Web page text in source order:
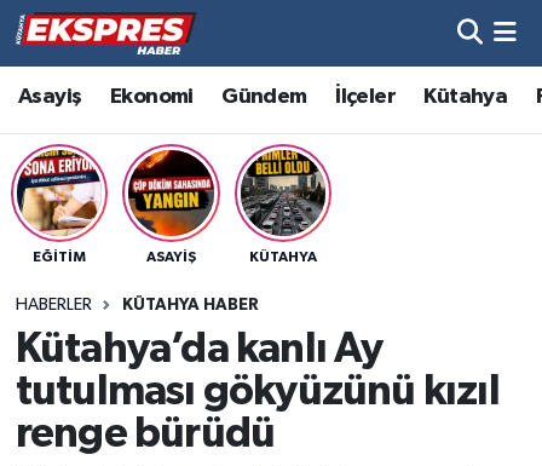
Asayiş Ekonomi Gündem İlçeler Kütahya
EĞITIM ASAYIŞ KÜTAHYA
HABERLER KÜTAHYA HABER
Kütahya’da kanlı Ay
tutulması gökyüzünü kızıl
renge bürüdü
Altıntaş
Asayiş
Aslanapa
Bölge
Çavdarhisar
Hava Durumu
Trafik Durumu
Süper Lig Puan Durumu ve Fikstür
Son Dakika Haberleri
Haber Arşivi